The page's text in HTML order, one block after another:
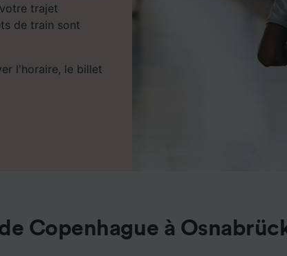
trajet
de train sont
l'horaire, le billet
Copenhague à